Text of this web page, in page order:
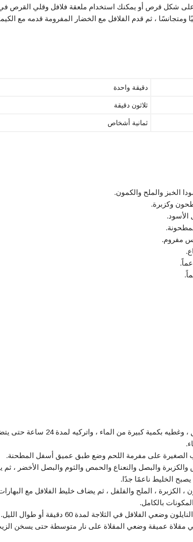
شكل قرص أو يمكنك استخدام ملعقة فلافل وقلي القرص
ومتجانسًا ، ثم قدم الفلافل مع الخضار المفرومة قدمه مع
دقيقة واحدة
ثلاثون دقيقة
ثمانية أشخاص
ضعي الحمص في طبق عميق ، وغطيه بكمية كبيرة من الماء ،
الصغيرة على مفرمة اللحم وضع طبق عميق أسفل المطحنة.
والبصل والنعناع والحمص والثوم والبصل الأخضر ، ثم
الخليط ناعمًا جدًا.
الكزبرة ، الملح والفلفل ، ثم يضاف خليط الفلافل مع
بالكامل.
الفلافل في الثلاجة لمدة 60 دقيقة أو طوال الليل.
مقلاة عميقة وضعي المقلاة على نار متوسطة حتى يسخن